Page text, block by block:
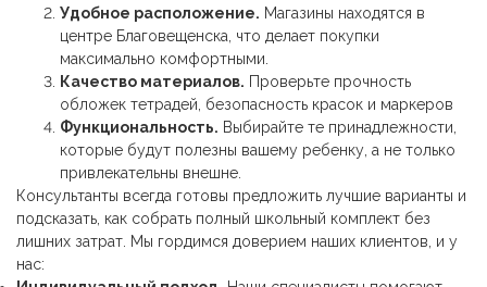
Удобное расположение. Магазины находятся в
центре Благовещенска, что делает покупки
максимально комфортными.
Качество материалов. Проверьте прочность
обложек тетрадей, безопасность красок и маркеров
Функциональность. Выбирайте те принадлежности,
которые будут полезны вашему ребенку, а не только
привлекательны внешне.
Консультанты всегда готовы предложить лучшие варианты и
подсказать, как собрать полный школьный комплект без
лишних затрат. Мы гордимся доверием наших клиентов, и у
нас: